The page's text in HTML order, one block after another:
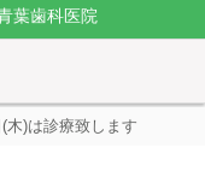
葉歯科医院
)は診療致します